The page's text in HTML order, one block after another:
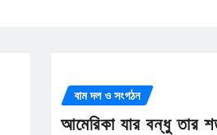
বাম দল ও সংগঠন
আমেরিকা যার বন্ধু তার